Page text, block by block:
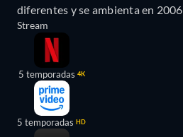
diferentes y se ambienta en 2006.
Stream
5 temporadas 4K
5 temporadas HD